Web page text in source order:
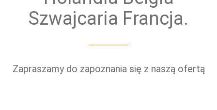
Szwajcaria Francja.
Zapraszamy do zapoznania się z naszą ofertą